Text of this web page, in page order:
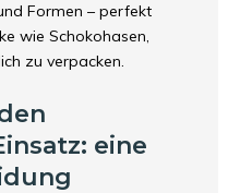
Formen – perfekt
wie Schokohasen,
zu verpacken.
eine